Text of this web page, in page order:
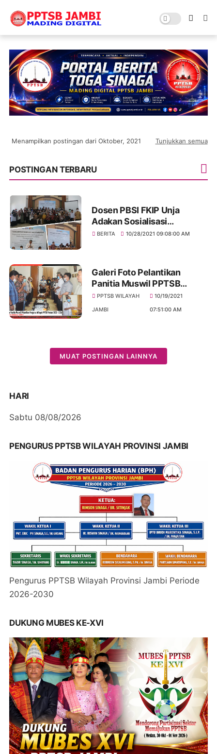
Menampilkan postingan dari Oktober, 2021 Tunjukkan semua
POSTINGAN TERBARU
Dosen PBSI FKIP Unja
Adakan Sosialisasi
Pembelajaran Jarak Jauh
BERITA 10/28/2021 09:08:00 AM
Galeri Foto Pelantikan
Panitia Muswil PPTSB
Provinsi Jambi Periode
2022-2026
PPTSB WILAYAH
JAMBI
10/19/2021
07:51:00 AM
MUAT POSTINGAN LAINNYA
HARI
Sabtu 08/08/2026
PENGURUS PPTSB WILAYAH PROVINSI JAMBI
Pengurus PPTSB Wilayah Provinsi Jambi Periode
2026-2030
DUKUNG MUBES KE-XVI